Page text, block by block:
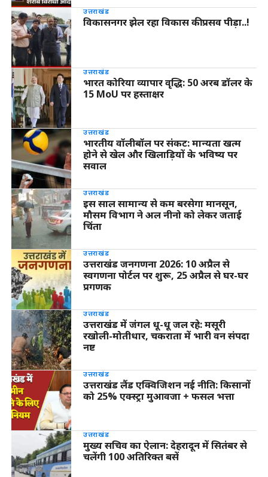
उत्तराखंड
विकासनगर झेल रहा विकास की प्रसव पीड़ा..!
उत्तराखंड
भारत कोरिया व्यापार वृद्धि: 50 अरब डॉलर के
15 MoU पर हस्ताक्षर
उत्तराखंड
भारतीय वॉलीबॉल पर संकट: मान्यता खत्म
होने से खेल और खिलाड़ियों के भविष्य पर
सवाल
उत्तराखंड
इस साल सामान्य से कम बरसेगा मानसून,
मौसम विभाग ने अल नीनो को लेकर जताई
चिंता
उत्तराखंड
उत्तराखंड जनगणना 2026: 10 अप्रैल से
स्वगणना पोर्टल पर शुरू, 25 अप्रैल से घर-घर
प्रगणक
उत्तराखंड
उत्तराखंड में जंगल धू-धू जल रहे: मसूरी
रखोली-मोतीधार, चकराता में भारी वन संपदा
नष्ट
उत्तराखंड
उत्तराखंड लैंड एक्विजिशन नई नीति: किसानों
को 25% एक्स्ट्रा मुआवजा + फसल भत्ता
उत्तराखंड
मुख्य सचिव का ऐलान: देहरादून में सितंबर से
चलेंगी 100 अतिरिक्त बसें